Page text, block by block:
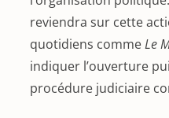
reviendra sur cette
quotidiens commeLe
indiquer l’ouverture
procédure judiciaire